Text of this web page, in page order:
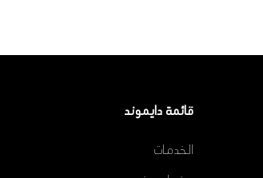
قائمة دايموند
الخدمات